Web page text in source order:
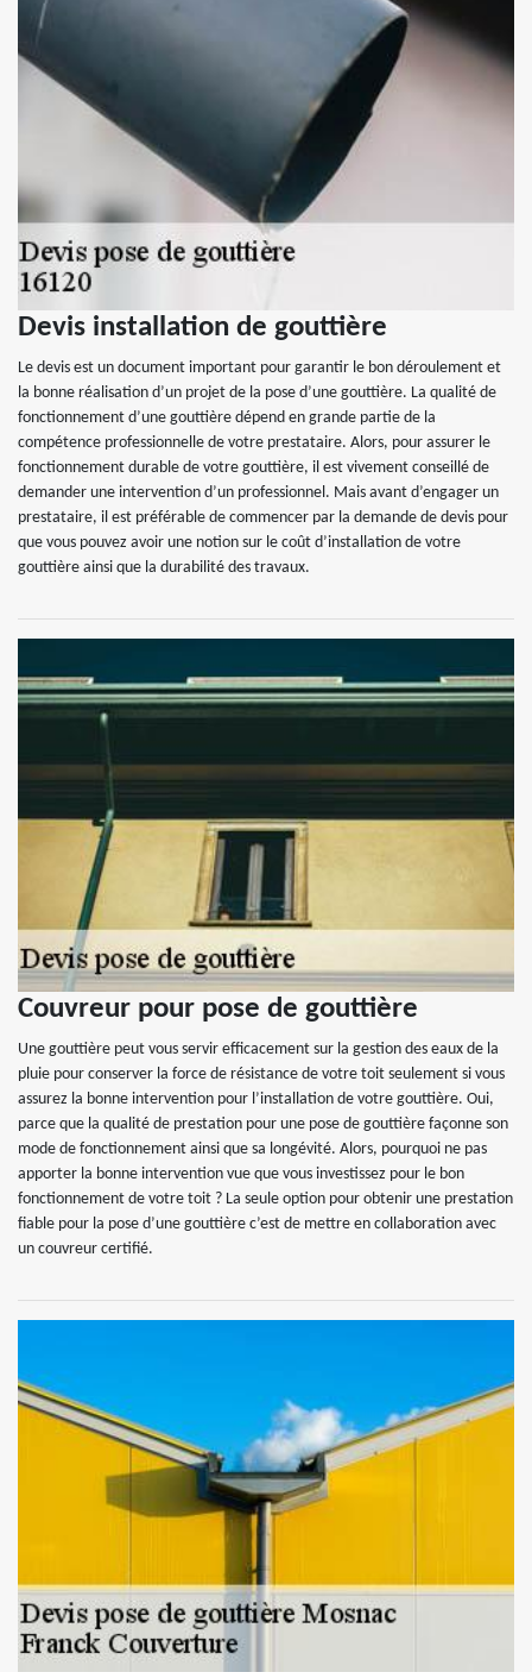
Devis installation de gouttière
Le devis est un document important pour garantir le bon déroulement et
la bonne réalisation d’un projet de la pose d’une gouttière. La qualité de
fonctionnement d’une gouttière dépend en grande partie de la
compétence professionnelle de votre prestataire. Alors, pour assurer le
fonctionnement durable de votre gouttière, il est vivement conseillé de
demander une intervention d’un professionnel. Mais avant d’engager un
prestataire, il est préférable de commencer par la demande de devis pour
que vous pouvez avoir une notion sur le coût d’installation de votre
gouttière ainsi que la durabilité des travaux.
Couvreur pour pose de gouttière
Une gouttière peut vous servir efficacement sur la gestion des eaux de la
pluie pour conserver la force de résistance de votre toit seulement si vous
assurez la bonne intervention pour l’installation de votre gouttière. Oui,
parce que la qualité de prestation pour une pose de gouttière façonne son
mode de fonctionnement ainsi que sa longévité. Alors, pourquoi ne pas
apporter la bonne intervention vue que vous investissez pour le bon
fonctionnement de votre toit ? La seule option pour obtenir une prestation
fiable pour la pose d’une gouttière c’est de mettre en collaboration avec
un couvreur certifié.